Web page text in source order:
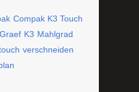
Compak K3 Touch
Graef K3 Mahlgrad
verschneiden